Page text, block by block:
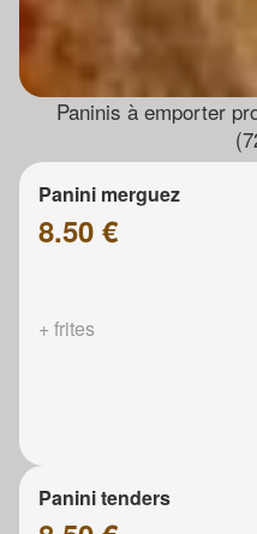
Paninis à emporter
Panini merguez
8.50 €
+ frites
Panini tenders